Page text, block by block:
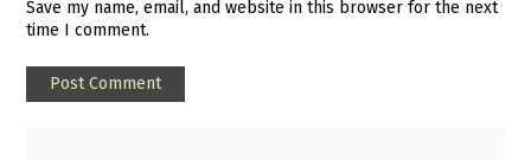
Save my name, email, and website in this browser for the next
time I comment.